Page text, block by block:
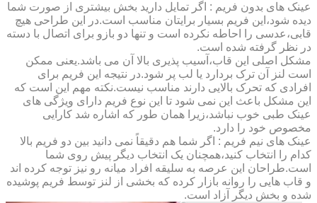
عینک های بدون فریم : اگر تمایل دارید بخش بیشتری از صورت شما
دیده شود،این فریم بسیار برایتان مناسب است.در این طراحی هیچ
قابی،عدسی را احاطه نکرده است و تنها دو بازو برای اتصال با دسته
در نظر گرفته شده است.
مشکل اصلی این قاب،آسیب پذیری بالا آن می باشد.یعنی ممکن
است لنز آن ترک بردارد یا لب پر شود.در نتیجه این فریم برای
افرادی که تحرک بالایی دارند مناسب نیست.نکته مهم این است که
این مشکل باعث این نمی شود تا این نوع فریم دارای ویژگی های
عینک طبی خوب نباشد،زیرا همان طور که اشاره شد کارایی
مخصوص خود را دارد.
عینک های نیم فریم : اگر شما هم دقیقاً نمی دانید بین دو فریم بالا
کدام را انتخاب کنید،همچنان یک انتخاب دیگر پیش روی شما
است.طراحان این عرصه به سلیقه افراد میانه رو نیز توجه کرده اند
و قاب هایی را روانه بازار کرده که بخشی از لنز توسط فریم پوشیده
شده و بخش دیگر آزاد است.